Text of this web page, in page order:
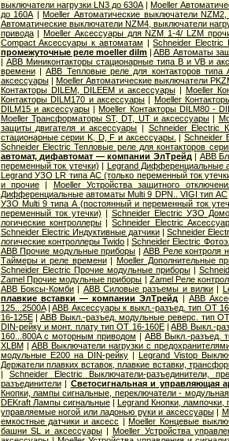
выключатели нагрузки LN3 до 630А |Moeller
до 160А |Moeller Автоматические выключатели
Автоматические выключатели NZM4, выключатели
привода|Moeller Аксессуары для NZM 1-4/ LZM
Compact Аксессуары к автоматам |Schneider Electric
промежуточные реле moeller dilm |ABB Автоматы
| ABB Миниконтакторы стационарные типа B и VB и
времени|ABB Тепловые реле для контакторов типа
аксессуары| Moeller Автоматические выключатели
Контакторы DILEM, DILEEM и аксессуары| Moeller
Контакторы DILM170 и аксессуары | Moeller
DILM15 и аксессуары |Moeller Контакторы DILM80 -
Moeller Трансформаторы ST, DT, UT и аксессуары |
защиты двигателя и аксессуары | Schneider Electric
стационарные серии K, D, F и аксессуары. | Schneider
Schneider Electric Тепловые реле для контакторов
автомат, дифавтомат — компании ЭлТрейд | ABB
переменный ток утечки) | Legrand Дифференциальные
Legrand УЗО LR типа АС (только переменный ток
и прочие| Moeller Устройства защитного
Дифференциальные автоматы Multi 9 DPN.. VIGI тип AС
УЗО Multi 9 типа А (постоянный и переменный ток
переменный ток утечки) | Schneider Electric УЗО
логические контроллеры|Schneider Electric
Schneider Electric Индуктивные датчики|Schneider
логические контроллеры Twido|Schneider Electric
ABB Прочие модульные приборы |ABB Реле контроля
Таймеры и реле времени|Moeller Дополнительные
Schneider Electric Прочие модульные приборы|
Zamel Прочие модульные приборы | Zamel Реле
ABB Боксы-Комби| ABB Силовые разъемы и вилки |
плавкие вставки — компании ЭлТрейд
| ABB
125...2500A|ABB Аксессуары к выкл.-разъед. тип OT
16-125E| ABB Выкл.-разъед. модульные реверс. тип
DIN-рейку и монт. плату тип OT 16-160E|ABB Выкл.-
160...800A с моторным приводом |ABB Выкл.-разъед.
XLBM| ABB Выключатели нагрузки с
модульные E200 на DIN-рейку|Legrand Vistop
Держатели плавких вставок, плавкие вставки,
| Schneider Electric Выключатели-разъединители,
разъединители| Светосигнальная и управляющая
Кнопки, лампы сигнальные, переключатели -
DEKraft Лампы сигнальные| Legrand Кнопки, лампочки,
управляемые ногой или ладонью руки и аксессуары|
емкостные датчики и аксесс |Moeller Концевые
башни SL и аксессуары|Moeller Устройства